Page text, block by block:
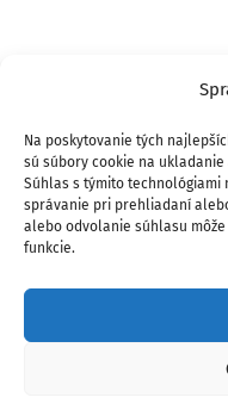
Na poskytovanie tých
sú súbory cookie na
Súhlas s týmito technológiami
správanie pri prehliadaní
alebo odvolanie súhlasu
funkcie.